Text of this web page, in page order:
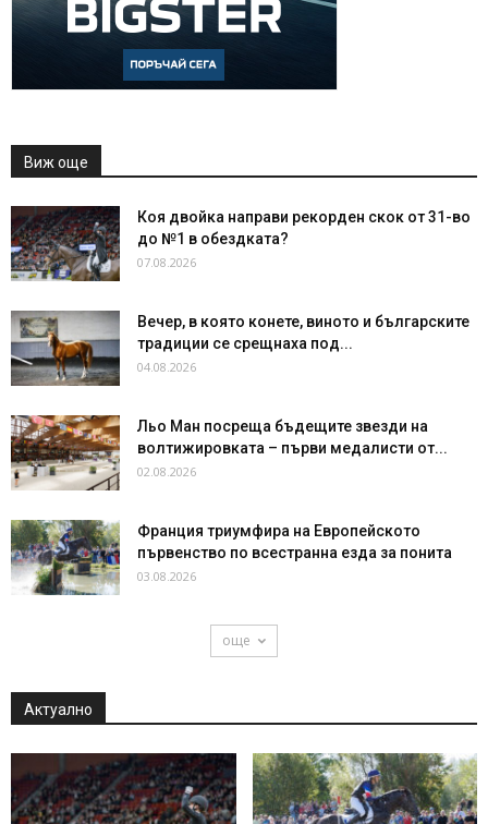
Виж още
Коя двойка направи рекорден скок от 31-во
до №1 в обездката?
07.08.2026
Вечер, в която конете, виното и българските
традиции се срещнаха под...
04.08.2026
Льо Ман посреща бъдещите звезди на
волтижировката – първи медалисти от...
02.08.2026
Франция триумфира на Европейското
първенство по всестранна езда за понита
03.08.2026
още
Актуално